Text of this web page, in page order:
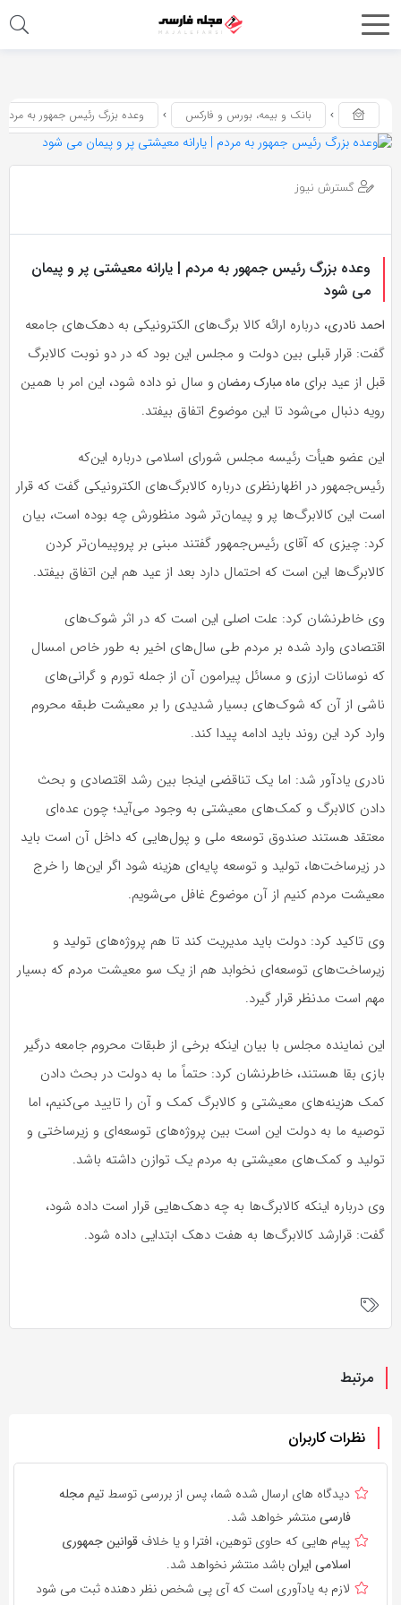
اشتراک
با
استفاده
روش‌های
می‌توانید
صفحه
با
دوستان
خود
به
بگذارید.
کپی
بانک و بیمه، بورس و فارکس وعده بزرگ رئیس‌ جمهور به
گسترش نیوز
وعده بزرگ رئیس‌ جمهور به مردم | یارانه معیشتی پر و پیمان
می‌ شود
احمد نادری، درباره ارائه کالا برگ‌های الکترونیکی به دهک‌های جامعه
گفت: قرار قبلی بین دولت و مجلس این بود که در دو نوبت کالابرگ
قبل از عید برای ماه مبارک رمضان و سال نو داده شود، این امر با همین
رویه دنبال می‌شود تا این موضوع اتفاق بیفتد.
این عضو هیأت رئیسه مجلس شورای اسلامی درباره این‌که
رئیس‌جمهور در اظهارنظری درباره کالابرگ‌های الکترونیکی گفت که قرار
است این کالابرگ‌ها پر و پیمان‌تر شود منظورش چه بوده است، بیان
کرد: چیزی که آقای رئیس‌جمهور گفتند مبنی بر پروپیمان‌تر کردن
کالابرگ‌ها این است که احتمال دارد بعد از عید هم این اتفاق بیفتد.
وی خاطرنشان کرد: علت اصلی این است که در اثر شوک‌های
اقتصادی وارد شده بر مردم طی سال‌های اخیر به طور خاص امسال
که نوسانات ارزی و مسائل پیرامون آن از جمله تورم و گرانی‌های
ناشی از آن که شوک‌های بسیار شدیدی را بر معیشت طبقه محروم
وارد کرد این روند باید ادامه پیدا کند.
نادری یادآور شد: اما یک تناقضی اینجا بین رشد اقتصادی و بحث
دادن کالابرگ و کمک‌های معیشتی به وجود می‌آید؛ چون عده‌ای
معتقد هستند صندوق توسعه ملی و پول‌هایی که داخل آن است باید
در زیرساخت‌ها، تولید و توسعه‌ پایه‌ای هزینه شود اگر این‌ها را خرج
معیشت مردم کنیم از آن موضوع غافل می‌شویم.
وی تاکید کرد: دولت باید مدیریت کند تا هم پروژه‌های تولید و
زیرساخت‌های توسعه‌ای نخوابد هم از یک سو معیشت مردم که بسیار
مهم است مدنظر قرار گیرد.
این نماینده مجلس با بیان اینکه برخی از طبقات محروم جامعه درگیر
بازی بقا هستند، خاطر‌نشان کرد: حتماً ما به دولت در بحث دادن
کمک هزینه‌های معیشتی و کالابرگ کمک و آن را تایید می‌کنیم، اما
توصیه ما به دولت این است بین پروژه‌های توسعه‌ای و زیرساختی و
تولید و کمک‌های معیشتی به مردم یک توازن داشته باشد.
وی درباره اینکه کالابرگ‌ها به چه دهک‌هایی قرار است داده شود،
گفت: قرارشد کالابرگ‌ها به هفت دهک ابتدایی داده شود.
مرتبط
نظرات کاربران
دیدگاه های ارسال شده شما، پس از بررسی توسط تیم مجله
فارسیمنتشر خواهد شد.
پیام هایی که حاوی توهین، افترا و یا خلاف قوانین جمهوری
اسلامی ایرانباشد منتشر نخواهد شد.
لازم به یادآوری است که آی پی شخص نظر دهنده ثبت می شود